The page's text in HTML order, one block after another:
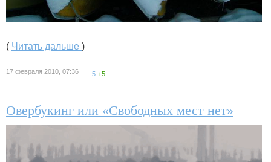
( Читать дальше )
17 февраля 2010, 07:36 5 +5
Овербукинг или «Свободных мест нет»